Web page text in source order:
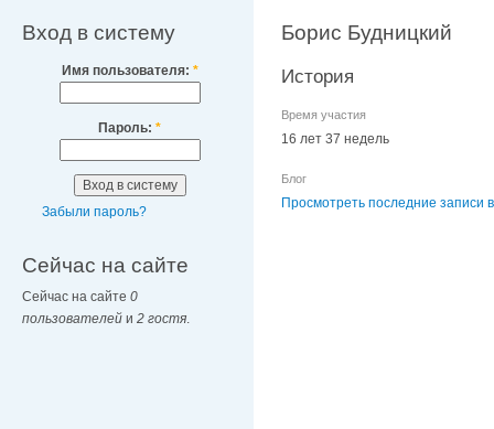
Вход в систему
Имя пользователя: *
Пароль: *
Забыли пароль?
Сейчас на сайте
Сейчас на сайте 0
пользователей и 2 гостя
Борис Будницкий
История
Время участия
16 лет 37 недель
Блог
Просмотреть последние записи